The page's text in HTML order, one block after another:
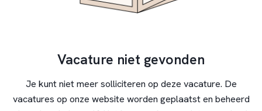
Vacature niet gevonden
Je kunt niet meer solliciteren op deze vacature. De
vacatures op onze website worden geplaatst en beheerd